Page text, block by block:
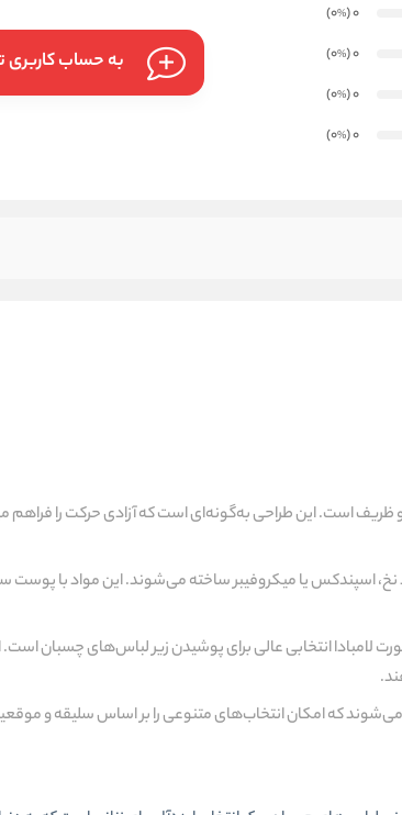
0
(0
%
)
0
(0
%
)
0
(0
%
)
0
(0
%
)
به حساب کاربری
است. این طراحی به‌گونه‌ای است که آزادی حرکت را فراهم
نخ، اسپندکس یا میکروفیبر ساخته می‌شوند. این مواد با پوست
لامبادا انتخابی عالی برای پوشیدن زیر لباس‌های چسبان
که امکان انتخاب‌های متنوعی را بر اساس سلیقه و